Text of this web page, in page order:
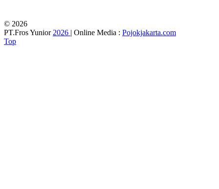
© 2026
PT.Fros Yunior 2026 | Online Media : Pojokjakarta.com
Top